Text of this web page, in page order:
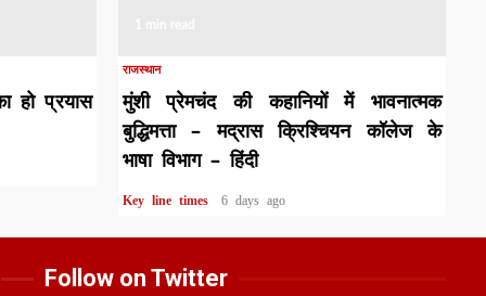
हो प्रयास
राजस्थान
मुंशी प्रेमचंद की कहानियों में भावनात्मक
बुद्धिमत्ता – मद्रास क्रिश्चियन कॉलेज के
भाषा विभाग – हिंदी
Key line times 6 days ago
Follow on Twitter